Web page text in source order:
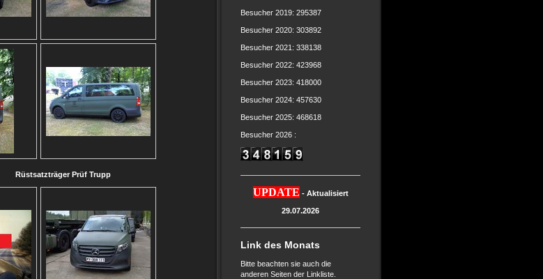
Rüstsatzträger Prüf Trupp
Besucher 2019: 295387
Besucher 2020: 303892
Besucher 2021: 338138
Besucher 2022: 423968
Besucher 2023: 418000
Besucher 2024: 457630
Besucher 2025: 468618
Besucher 2026 :
UPDATE - Aktualisiert
29.07.2026
Link des Monats
Bitte beachten sie auch die
anderen Seiten der Linkliste.